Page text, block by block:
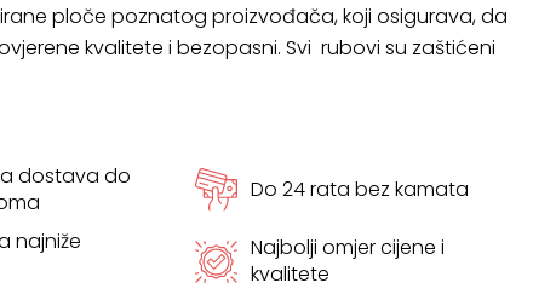
ploče poznatog proizvođača, koji osigurava, da
kvalitete i bezopasni. Svi rubovi su zaštićeni
dostava do
Do 24 rata bez kamata
najniže
Najbolji omjer cijene i
kvalitete